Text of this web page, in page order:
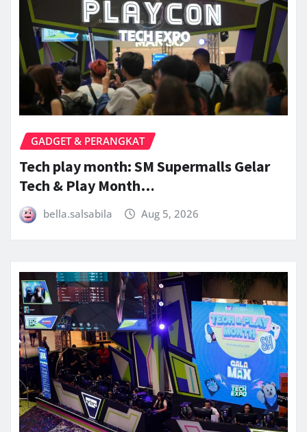
GADGET & PERANGKAT
Tech play month: SM Supermalls Gelar
Tech & Play Month…
bella.salsabila Aug 5, 2026